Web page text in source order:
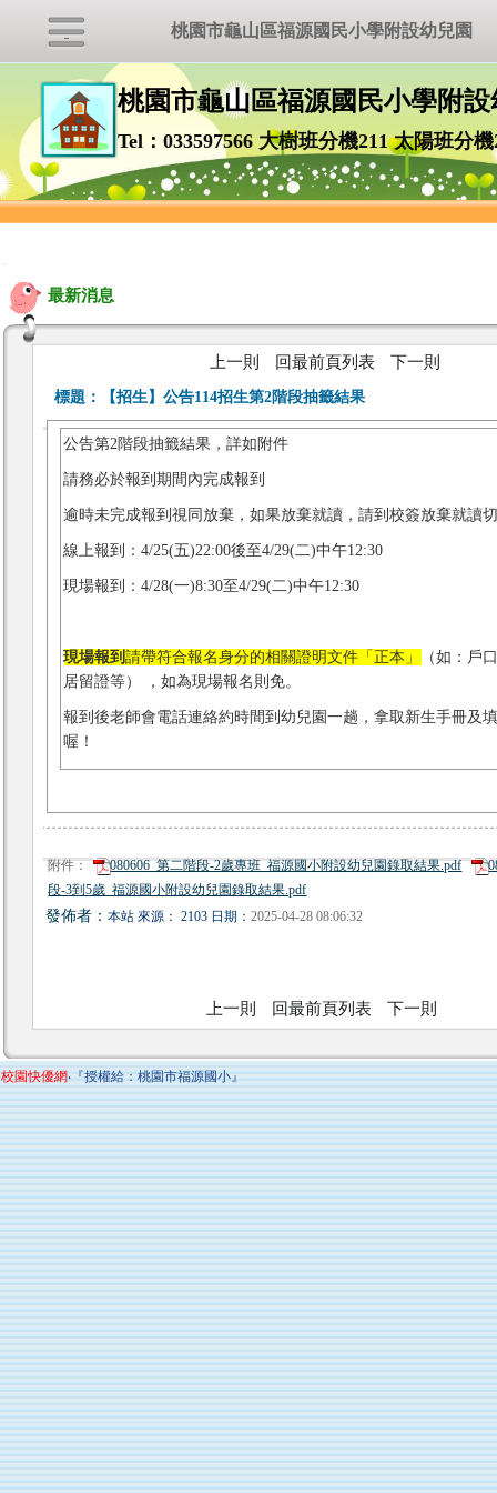
桃園市龜山區福源國民小學附設
Tel：033597566 大樹班分機211 太陽班分機
:::
最新消息
上一則 回最前頁列表 下一則
標題： 【招生】公告114招生第2階段抽籤結果
公告第2階段抽籤結果，詳如附件
請務必於報到期間內完成報到
逾時未完成報到視同放棄，如果放棄就讀，請到校簽放棄就讀
線上報到：4/25(五)22:00後至4/29(二)中午12:30
現場報到：4/28(一)8:30至4/29(二)中午12:30
現場報到請帶符合報名身分的相關證明文件「正本」
（如：戶
居留證等） ，如為現場報名則免。
報到後老師會電話連絡約時間到幼兒園一趟，拿取新生手冊及
喔！
附件： 080606_第二階段-2歲專班_福源國小附設幼兒園錄取結果.pdf
段-3到5歲_福源國小附設幼兒園錄取結果.pdf
發佈者：本站 來源： 2103 日期：2025-04-28 08:06:32
上一則 回最前頁列表 下一則
校園快優網‧『授權給：桃園市福源國小』
桃園市龜山區福源國民小學附設幼兒園